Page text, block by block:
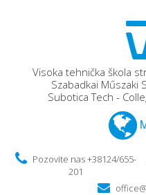
Visoka tehnička škola
Szabadkai Műszaki
Subotica Tech -
Pozovite nas +38124/655-
201